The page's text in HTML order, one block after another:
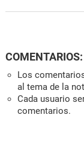
COMENTARIOS:
Los
al tema de la
Cada usuario
comentarios.